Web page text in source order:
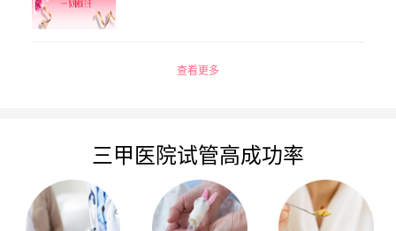
查看更多
三甲医院试管高成功率